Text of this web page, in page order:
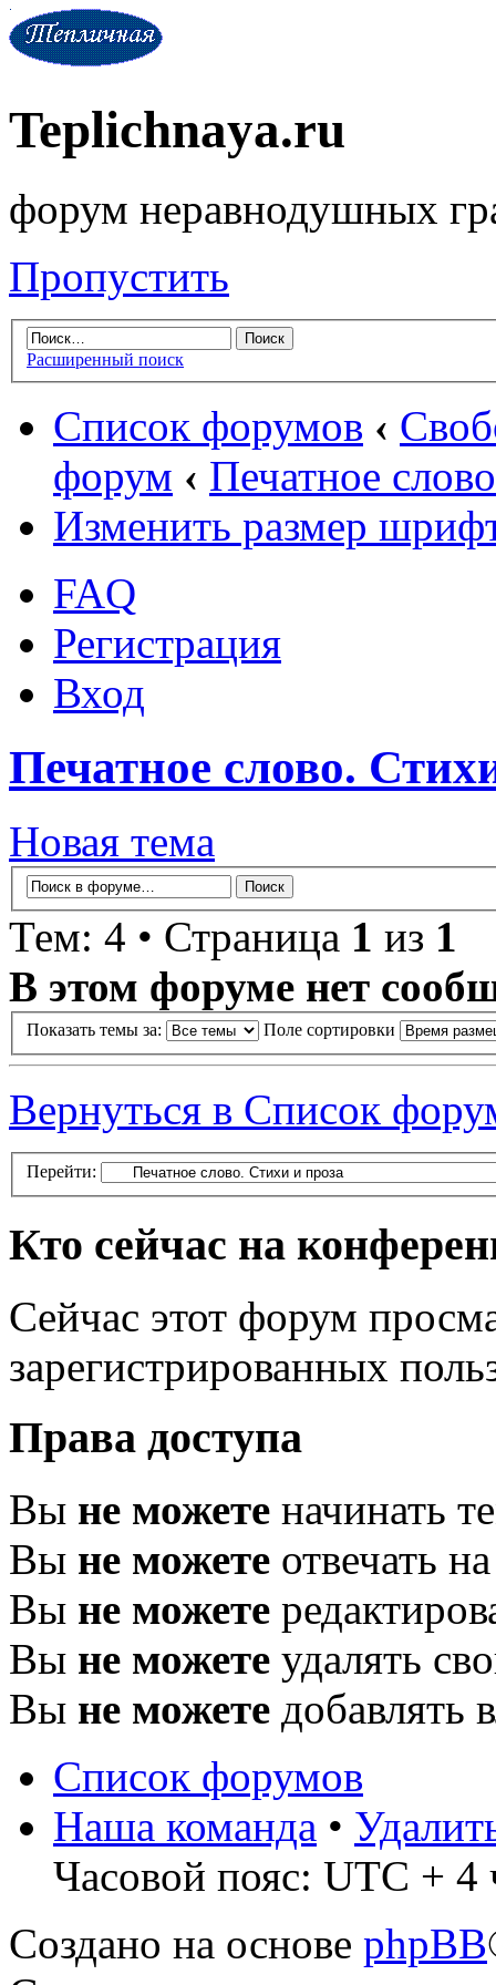
Teplichnaya.ru
форум неравнодушных
Пропустить
Расширенный поиск
Список форумов ‹
форум ‹ Печатное
Изменить размер
FAQ
Регистрация
Вход
Печатное слово.
Новая тема
Тем: 4 • Страница 1 из 1
В этом форуме нет
Показать темы за: Поле сортировки
Вернуться в Список
Перейти:
Кто сейчас на
Сейчас этот форум
зарегистрированных
Права доступа
Вы не можете начинать
Вы не можете отвечать
Вы не можете
Вы не можете удалять
Вы не можете добавлять
Список форумов
Наша команда •
Часовой пояс: UTC + 4
Создано на основе phpBB